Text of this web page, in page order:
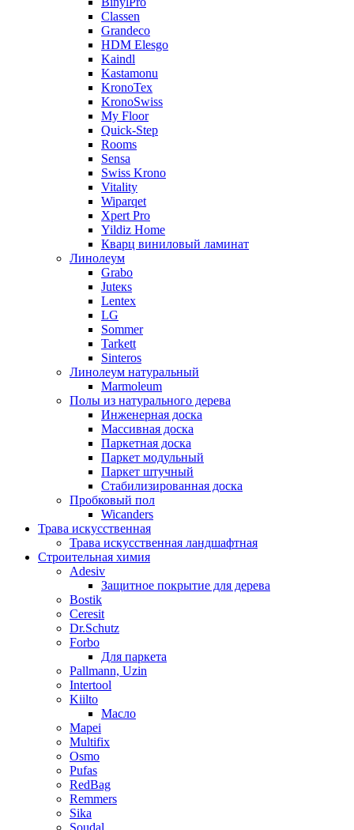
Classen
Grandeco
HDM Elesgo
Kaindl
Kastamonu
KronoTex
KronoSwiss
My Floor
Quick-Step
Rooms
Sensa
Swiss Krono
Vitality
Wiparqet
Xpert Pro
Yildiz Home
Кварц виниловый ламинат
Линолеум
Grabo
Juteкs
Lentex
LG
Sommer
Tarkett
Sinteros
Линолеум натуральный
Marmoleum
Полы из натурального дерева
Инженерная доска
Массивная доска
Паркетная доска
Паркет модульный
Паркет штучный
Стабилизированная доска
Пробковый пол
Wicanders
Трава искусственная
Трава искусственная ландшафтная
Строительная химия
Adesiv
Защитное покрытие для дерева
Bostik
Ceresit
Dr.Schutz
Forbo
Для паркета
Pallmann, Uzin
Intertool
Kiilto
Масло
Mapei
Multifix
Osmo
Pufas
RedBag
Remmers
Sika
Soudal